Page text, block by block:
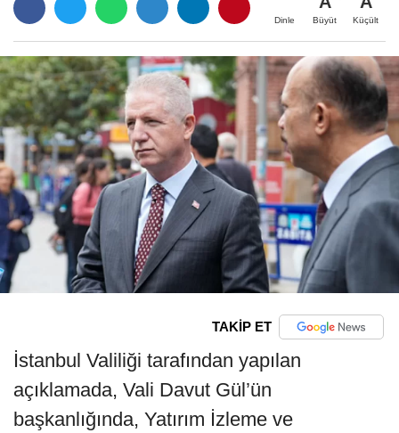
Dinle Büyüt Küçült
TAKİP ET
İstanbul Valiliği tarafından yapılan
açıklamada, Vali Davut Gül’ün
başkanlığında, Yatırım İzleme ve